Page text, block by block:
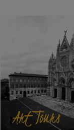
Art Tours